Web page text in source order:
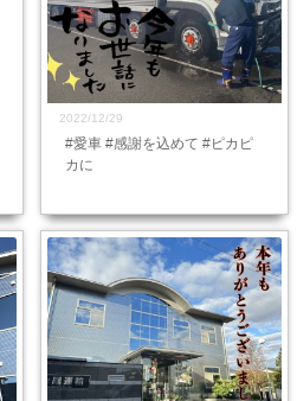
2022/12/29
#愛車 #感謝を込めて #ピカピ
カに